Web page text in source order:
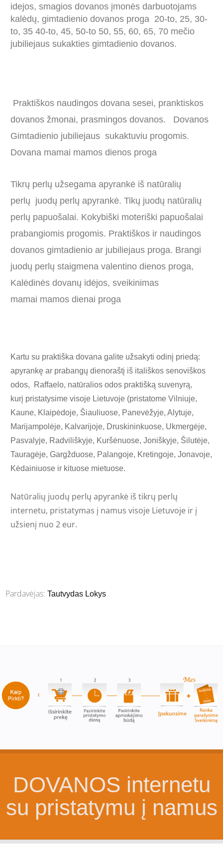
idejos, smagios dovanos įmonės darbuotojams
kalėdų, gimtadienio dovanos proga 20-to, 25, 30-
to, 35 40-to, 45, 50-to 50, 55, 60, 65, 70 mečio
jubiliejaus sukakties gimtadienio dovanos.
Praktiškos naudingos dovana sesei, pranktiskos
dovanos žmonai, prasmingos dovanos. Dovanos
Gimtadienio jubiliejaus sukaktuviu progomis.
Dovana mamai mamos dienos proga
Tikrų perlų užsegama apyrankė iš natūralių
perlų juodų perlų apyrankė. Tikų juodų natūralių
perlų papuošalai. Kokybiški moteriški papuošalai
prabangiomis progomis. Praktiškos ir naudingos
dovanos gimtadienio ar jubiliejaus proga. Brangi
juodų perlų staigmena valentino dienos proga,
Kalėdinės dovanų idėjos, sveikinimas
mamai mamos dienai proga
Kartu su praktiška dovana galite užsakyti odinį priedą:
apyrankę ar prabangų dienoraštį iš itališkos senoviškos
odos, Raffaelo, natūralios odos praktišką suvenyrą,
kurį pristatysime visoje Lietuvoje (pristatome Vilniuje,
Kaune, Klaipėdoje, Šiauliuose, Panevėžyje, Alytuje,
Marijampolėje, Kalvarijoje, Druskininkuose, Ukmergėje,
Pasvalyje, Radviliškyje, Kuršėnuose, Joniškyje, Šilutėje,
Tauragėje, Gargžduose, Palangoje, Kretingoje, Jonavoje,
Kėdainiuose ir kituose mietuose.
Natūralių juodų perlų apyrankė iš tikrų perlų
internetu, pristatymas į namus visoje Lietuvoje ir į
užsienį nuo 2 eur.
Pardavėjas:Tautvydas Lokys
DOVANOS internetu
su pristatymu į namus